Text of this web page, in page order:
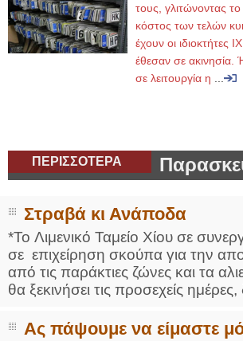
τους, γλιτώνοντας
κόστος των τελών
έχουν οι ιδιοκτήτες
έθεσαν σε ακινησία.
σε λειτουργία η
ΠΕΡΙΣΣΟΤΕΡΑ
Στραβά κι Ανάποδα
*To Λιμενικό Ταμείο Χίου σε
σε επιχείρηση σκούπα για την
από τις παράκτιες ζώνες και τα
θα ξεκινήσει τις προσεχείς
Ας πάψουμε να είμαστε